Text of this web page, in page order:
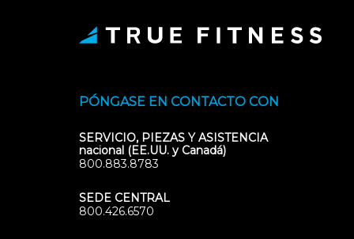
PÓNGASE EN CONTACTO CON
SERVICIO, PIEZAS Y ASISTENCIA
nacional (EE.UU. y Canadá)
800.883.8783
SEDE CENTRAL
800.426.6570